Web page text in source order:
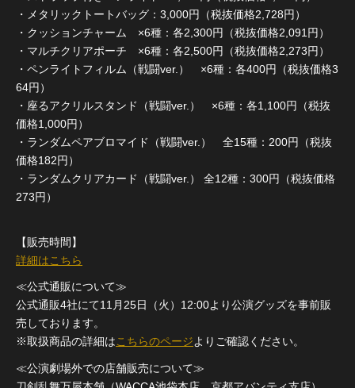
・メタリックトートバッグ：3,000円（税抜価格2,728円）
・クッションチャーム ×6種：各2,300円（税抜価格2,091円）
・マルチクリアポーチ ×6種：各2,500円（税抜価格2,273円）
・ペンライトフィルム（戦闘ver.） ×6種：各400円（税抜価格3
64円）
・座るアクリルスタンド（戦闘ver.） ×6種：各1,100円（税抜
価格1,000円）
・ランダムペアブロマイド（戦闘ver.） 全15種：200円（税抜
価格182円）
・ランダムクリアカード（戦闘ver.） 全12種：300円（税抜価格
273円）
【販売時間】
詳細はこちら
≪公式通販について≫
公式通販4社にて11月25日（火）12:00より公演グッズを事前販
売しております。
※取扱商品の詳細はこちらのページよりご確認ください。
≪公演劇場外での店舗販売について≫